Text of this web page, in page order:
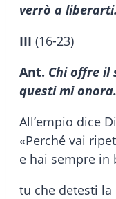
verrò a liberarti.
III (16-23)
Ant. Chi offre il
questi mi onora.
All’empio dice
«Perché vai
e hai sempre in
tu che detesti